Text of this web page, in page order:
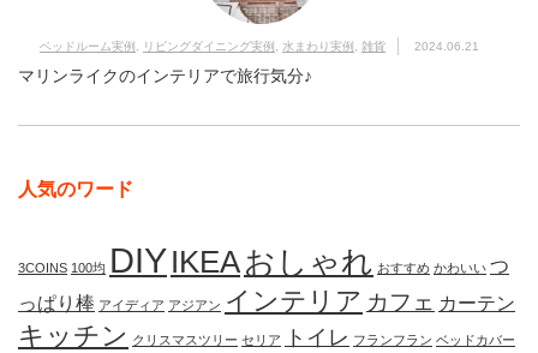
ベッドルーム実例 , リビングダイニング実例 , 水まわり実例 , 雑貨 2024.06.21
マリンライクのインテリアで旅行気分♪
人気のワード
3COINS 100均 DIYIKEAおしゃれ おすすめ かわいい つ
っぱり棒 アイディア アジアン インテリア カフェ カーテン
キッチン クリスマスツリー セリア トイレ フランフラン ベッドカバー